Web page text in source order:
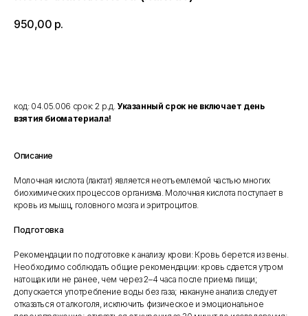
950,00 р.
код: 04.05.006 срок: 2 р.д. Указанный срок не включает день
взятия биоматериала!
Описание
Молочная кислота (лактат) является неотъемлемой частью многих
биохимических процессов организма. Молочная кислота поступает в
кровь из мышц, головного мозга и эритроцитов.
Подготовка
Рекомендации по подготовке к анализу крови: Кровь берется из вены.
Необходимо соблюдать общие рекомендации: кровь сдается утром
натощак или не ранее, чем через 2–4 часа после приема пищи;
допускается употребление воды без газа; накануне анализа следует
отказаться от алкоголя, исключить физическое и эмоциональное